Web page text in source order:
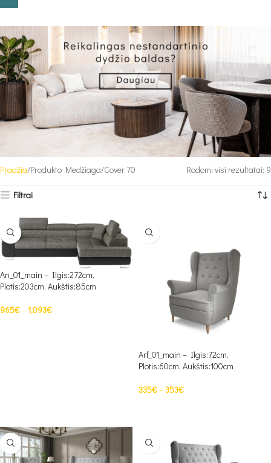
Pradžia Produkto Medžiaga Cover 70 Rodomi visi rezultatai: 9
Filtrai
An_01_main – Ilgis:272cm,
Plotis:203cm, Aukštis:85cm
965€–1,093€
Arf_01_main – Ilgis:72cm,
Plotis:60cm, Aukštis:100cm
335€–353€